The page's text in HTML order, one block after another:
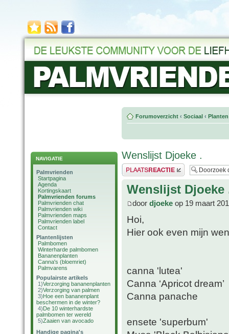
NAVIGATIE
Palmvrienden
Startpagina
Agenda
Kortingskaart
Palmvrienden forums
Palmvrienden chat
Palmvrienden wiki
Palmvrienden maps
Palmvrienden label
Contact
Plantenlijsten
Palmbomen
Winterharde palmbomen
Bananenplanten
Canna's (bloemriet)
Palmvarens
Populairste artikels
1)Verzorging bananenplanten
2)Verzorging van palmen
3)Hoe een bananenplant
beschermen in de winter?
4)De 10 winterhardste
palmbomen ter wereld
5)Zaaien van avocado
Handige pagina's
Forumoverzicht ‹ Sociaal ‹
Wenslijst Djoeke .
Plaats een reactie
Wenslijst Djoeke
door djoeke op 19 maart
Hoi,
Hier ook even mijn
canna 'lutea'
Canna ‘Apricot dream’
Canna panache
ensete 'superbum'